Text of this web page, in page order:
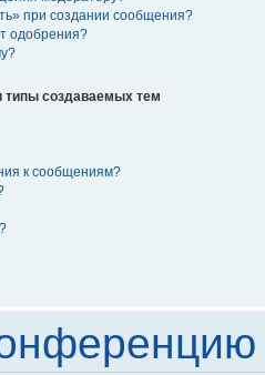
при создании сообщения?
одобрения?
типы создаваемых тем
к сообщениям?